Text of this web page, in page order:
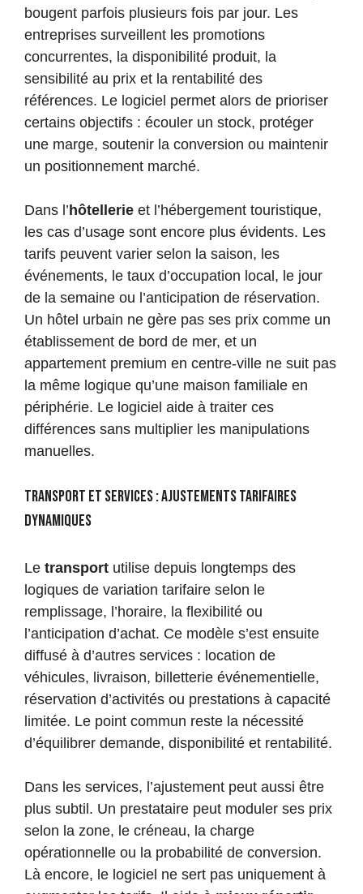
bougent parfois plusieurs fois par jour. Les
entreprises surveillent les promotions
concurrentes, la disponibilité produit, la
sensibilité au prix et la rentabilité des
références. Le logiciel permet alors de prioriser
certains objectifs : écouler un stock, protéger
une marge, soutenir la conversion ou maintenir
un positionnement marché.
Dans l’hôtellerie et l’hébergement touristique,
les cas d’usage sont encore plus évidents. Les
tarifs peuvent varier selon la saison, les
événements, le taux d’occupation local, le jour
de la semaine ou l’anticipation de réservation.
Un hôtel urbain ne gère pas ses prix comme un
établissement de bord de mer, et un
appartement premium en centre-ville ne suit pas
la même logique qu’une maison familiale en
périphérie. Le logiciel aide à traiter ces
différences sans multiplier les manipulations
manuelles.
Transport et services : ajustements tarifaires
dynamiques
Le transport utilise depuis longtemps des
logiques de variation tarifaire selon le
remplissage, l’horaire, la flexibilité ou
l’anticipation d’achat. Ce modèle s’est ensuite
diffusé à d’autres services : location de
véhicules, livraison, billetterie événementielle,
réservation d’activités ou prestations à capacité
limitée. Le point commun reste la nécessité
d’équilibrer demande, disponibilité et rentabilité.
Dans les services, l’ajustement peut aussi être
plus subtil. Un prestataire peut moduler ses prix
selon la zone, le créneau, la charge
opérationnelle ou la probabilité de conversion.
Là encore, le logiciel ne sert pas uniquement à